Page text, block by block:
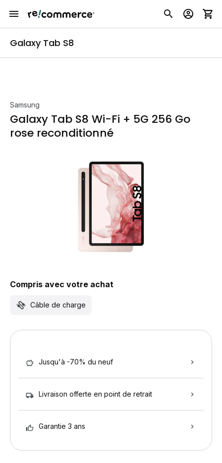
Galaxy Tab S8
Samsung
Galaxy Tab S8 Wi-Fi + 5G 256 Go
rose reconditionné
Compris avec votre achat
Câble de charge
Jusqu'à -70% du neuf
Livraison offerte en point de retrait
Garantie 3 ans